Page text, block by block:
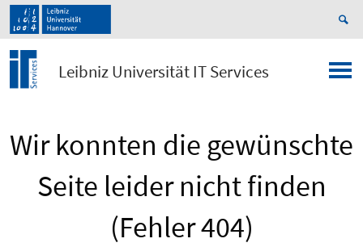
Leibniz Universität IT Services
Wir konnten die gewünschte
Seite leider nicht finden
(Fehler 404)